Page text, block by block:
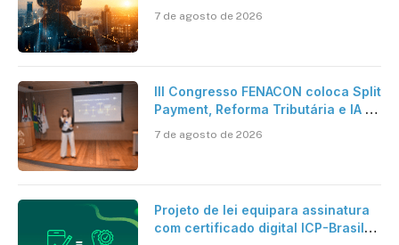
verdadeira era da inteligência
7 de agosto de 2026
III Congresso FENACON coloca Split
Payment, Reforma Tributária e IA no
7 de agosto de 2026
Projeto de lei equipara assinatura
com certificado digital ICP-Brasil